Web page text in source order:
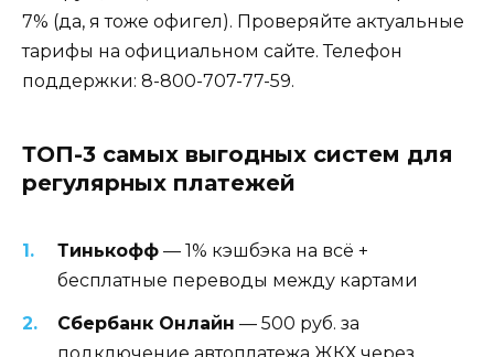
7% (да, я тоже офигел). Проверяйте актуальные
тарифы на официальном сайте. Телефон
поддержки: 8-800-707-77-59.
ТОП-3 самых выгодных систем для
регулярных платежей
Тинькофф — 1% кэшбэка на всё +
бесплатные переводы между картами
Сбербанк Онлайн — 500 руб. за
подключение автоплатежа ЖКХ через